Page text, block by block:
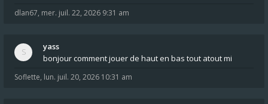
dlan67, mer. juil. 22, 2026 9:31 am
yass
bonjour comment jouer de haut en bas tout atout mi
Soflette, lun. juil. 20, 2026 10:31 am